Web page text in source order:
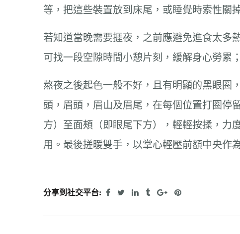
等，把這些裝置放到床尾，或睡覺時索性關
若知道當晚需要捱夜，之前應避免進食太多
可找一段空隙時間小憩片刻，緩解身心勞累
熬夜之後起色一般不好，且有明顯的黑眼圈
頭，眉頭，眉山及眉尾，在每個位置打圈停
方）至面頰（即眼尾下方），輕輕按揉，力
用。最後搓暖雙手，以掌心輕壓前額中央作
分享到社交平台: